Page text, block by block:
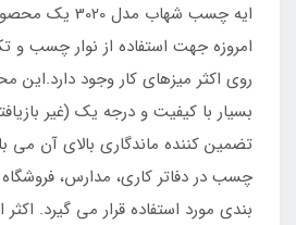
ایه چسب شهاب
امروزه جهت استفاده از نوار چسب و
روی اکثر میزهای کار وجود دارد.این
بسیار با کیفیت و درجه یک (غیر
تضمین کننده ماندگاری بالای آن می
چسب در دفاتر کاری، مدارس،
بندی مورد استفاده قرار می گیرد.